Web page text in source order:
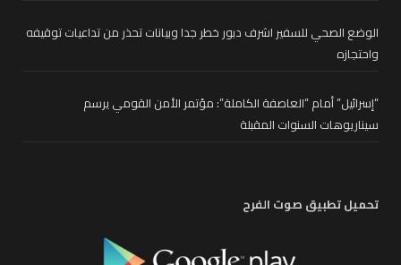
الوضع الصحي للسفير اشرف دبور خطر جدا وبيانات تحذر من تداعيات توقيفه
واحتجازه
“إسرائيل” أمام “العاصفة الكاملة”: مؤتمر الأمن القومي يرسم
سيناريوهات السنوات المقبلة
تحميل تطبيق صوت الفرح